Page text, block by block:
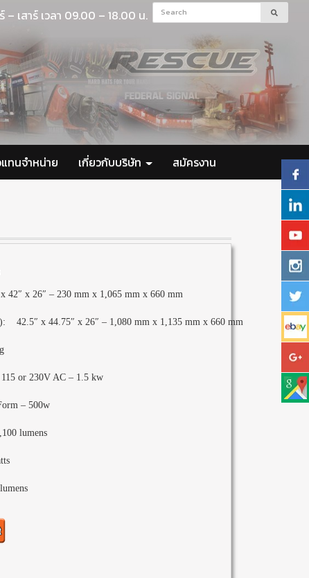
ทนจำหน่าย เกี่ยวกับบริษัท สมัครงาน
– เสาร์ เวลา 09.00 – 18.00 น.
x 26″ – 230 mm x 1,065 mm x 660 mm
42.5″ x 44.75″ x 26″ – 1,080 mm x 1,135 mm x 660 mm
or 230V AC – 1.5 kw
– 500w
lumens